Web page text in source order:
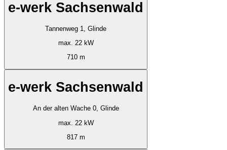
e-werk Sachsenwald
Tannenweg 1, Glinde
max. 22 kW
710 m
e-werk Sachsenwald
An der alten Wache 0, Glinde
max. 22 kW
817 m